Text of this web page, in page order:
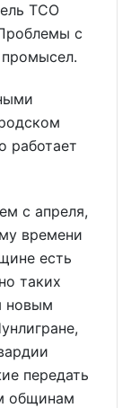
ТСО
с
работает
с апреля,
времени
есть
таких
новым
передать
общинам